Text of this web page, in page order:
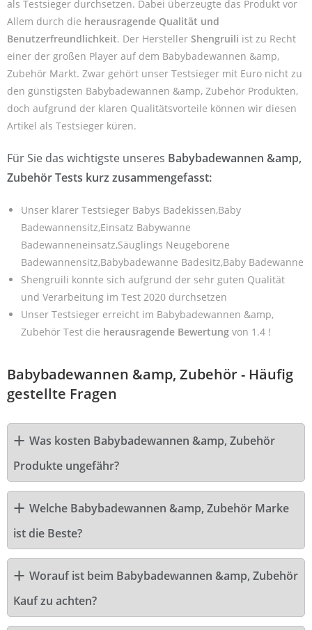
als Testsieger durchsetzen. Dabei überzeugte das Produkt vor
Allem durch die herausragende Qualität und
Benutzerfreundlichkeit. Der Hersteller Shengruili ist zu Recht
einer der großen Player auf dem Babybadewannen &amp,
Zubehör Markt. Zwar gehört unser Testsieger mit Euro nicht zu
den günstigsten Babybadewannen &amp, Zubehör Produkten,
doch aufgrund der klaren Qualitätsvorteile können wir diesen
Artikel als Testsieger küren.
Für Sie das wichtigste unseres Babybadewannen &amp,
Zubehör Tests kurz zusammengefasst:
Unser klarer Testsieger Babys Badekissen,Baby
Badewannensitz,Einsatz Babywanne
Badewanneneinsatz,Säuglings Neugeborene
Badewannensitz,Babybadewanne Badesitz,Baby Badewanne
Shengruili konnte sich aufgrund der sehr guten Qualität
und Verarbeitung im Test 2020 durchsetzen
Unser Testsieger erreicht im Babybadewannen &amp,
Zubehör Test die herausragende Bewertung von 1.4 !
Babybadewannen &amp, Zubehör - Häufig
gestellte Fragen
Was kosten Babybadewannen &amp, Zubehör
Produkte ungefähr?
Welche Babybadewannen &amp, Zubehör Marke
ist die Beste?
Worauf ist beim Babybadewannen &amp, Zubehör
Kauf zu achten?